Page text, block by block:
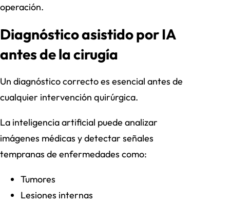
operación.
Diagnóstico asistido por IA
antes de la cirugía
Un diagnóstico correcto es esencial antes de
cualquier intervención quirúrgica.
La inteligencia artificial puede analizar
imágenes médicas y detectar señales
tempranas de enfermedades como:
Tumores
Lesiones internas